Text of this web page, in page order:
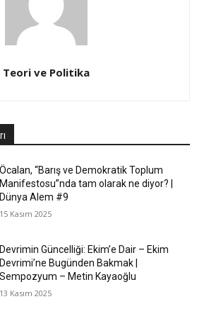
Teori ve Politika
Öcalan, “Barış ve Demokratik Toplum
Manifestosu”nda tam olarak ne diyor? |
Dünya Alem #9
15 Kasım 2025
Devrimin Güncelliği: Ekim’e Dair – Ekim
Devrimi’ne Bugünden Bakmak |
Sempozyum – Metin Kayaoğlu
13 Kasım 2025